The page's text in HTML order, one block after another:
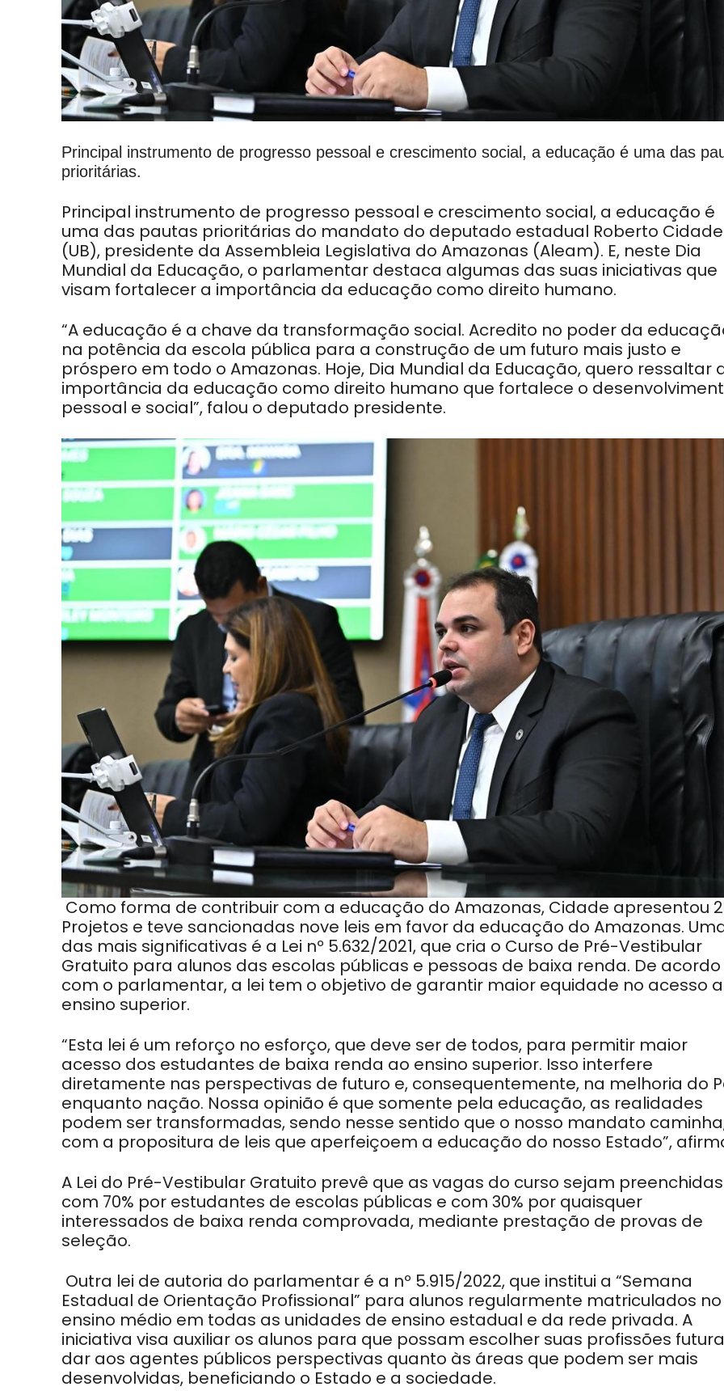
Principal instrumento de progresso pessoal e crescimento social, a educação é uma das
prioritárias.
Principal instrumento de progresso pessoal e crescimento social, a educação é
uma das pautas prioritárias do mandato do deputado estadual Roberto Cidade
(UB), presidente da Assembleia Legislativa do Amazonas (Aleam). E, neste Dia
Mundial da Educação, o parlamentar destaca algumas das suas iniciativas que
visam fortalecer a importância da educação como direito humano.
“A educação é a chave da transformação social. Acredito no poder da
na potência da escola pública para a construção de um futuro mais justo e
próspero em todo o Amazonas. Hoje, Dia Mundial da Educação, quero ressaltar
importância da educação como direito humano que fortalece o
pessoal e social”, falou o deputado presidente.
Como forma de contribuir com a educação do Amazonas, Cidade apresentou
Projetos e teve sancionadas nove leis em favor da educação do Amazonas.
das mais significativas é a Lei nº 5.632/2021, que cria o Curso de Pré-Vestibular
Gratuito para alunos das escolas públicas e pessoas de baixa renda. De acordo
com o parlamentar, a lei tem o objetivo de garantir maior equidade no acesso
ensino superior.
“Esta lei é um reforço no esforço, que deve ser de todos, para permitir maior
acesso dos estudantes de baixa renda ao ensino superior. Isso interfere
diretamente nas perspectivas de futuro e, consequentemente, na melhoria do
enquanto nação. Nossa opinião é que somente pela educação, as realidades
podem ser transformadas, sendo nesse sentido que o nosso mandato
com a propositura de leis que aperfeiçoem a educação do nosso Estado”,
A Lei do Pré-Vestibular Gratuito prevê que as vagas do curso sejam preenchidas
com 70% por estudantes de escolas públicas e com 30% por quaisquer
interessados de baixa renda comprovada, mediante prestação de provas de
seleção.
Outra lei de autoria do parlamentar é a nº 5.915/2022, que institui a “Semana
Estadual de Orientação Profissional” para alunos regularmente matriculados no
ensino médio em todas as unidades de ensino estadual e da rede privada. A
iniciativa visa auxiliar os alunos para que possam escolher suas profissões
dar aos agentes públicos perspectivas quanto às áreas que podem ser mais
desenvolvidas, beneficiando o Estado e a sociedade.